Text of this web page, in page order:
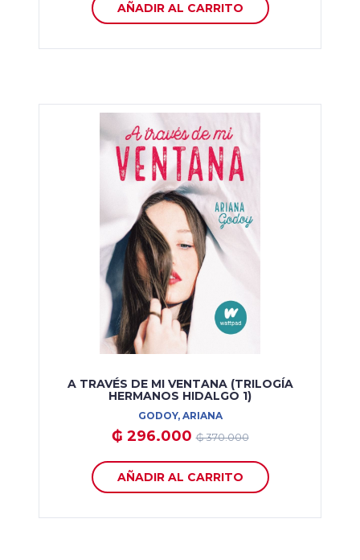
AÑADIR AL CARRITO
A TRAVÉS DE MI VENTANA (TRILOGÍA
HERMANOS HIDALGO 1)
GODOY, ARIANA
₲ 296.000₲ 370.000
AÑADIR AL CARRITO